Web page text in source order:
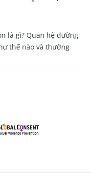
là gì? Quan hệ đường
thế nào và thường